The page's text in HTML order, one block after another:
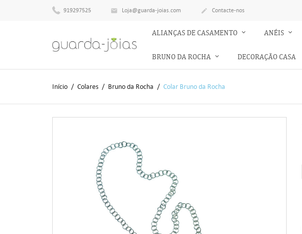
919297525  Loja@guarda-joias.com  Contacte-nos
ALIANÇAS DE CASAMENTO ANÉIS
BRUNO DA ROCHA DECORAÇÃO CASA
Início Colares Bruno da Rocha Colar Bruno da Rocha